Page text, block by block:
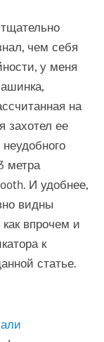
чем себя
у меня
на
захотел ее
метра
И удобнее,
видны
впрочем и
к
статье.